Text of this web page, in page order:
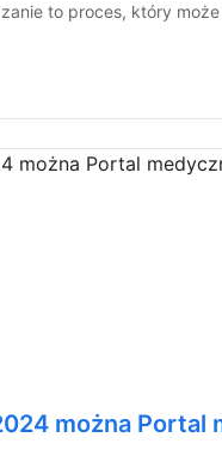
to proces, który
można Portal